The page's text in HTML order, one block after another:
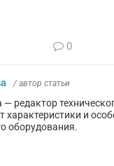
0
/ автор статьи
— редактор
характеристики и
оборудования.